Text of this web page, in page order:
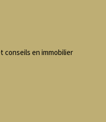
conseils en immobilier